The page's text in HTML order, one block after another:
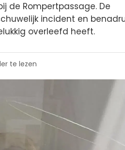
de Rompertpassage. De
incident en
overleefd heeft.
te lezen